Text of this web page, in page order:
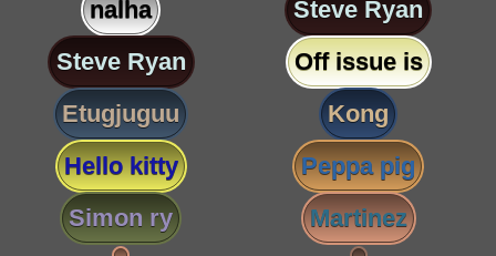
nalha
Steve Ryan
Steve Ryan
Off issue is
Etugjuguu
Kong
Hello kitty
Peppa pig
Simon ry
Martinez